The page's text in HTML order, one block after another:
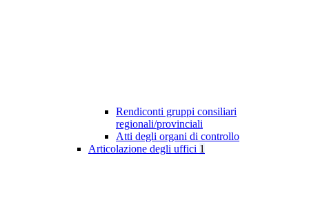
Rendiconti gruppi consiliari
regionali/provinciali
Atti degli organi di controllo
Articolazione degli uffici 1